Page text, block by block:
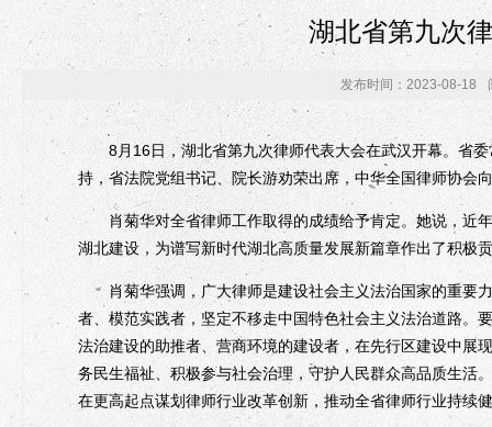
湖北省第九次
发布时间：2023-08-18
8月16日，湖北省第九次律师代表大会在武汉开幕。省委
持，省法院党组书记、院长游劝荣出席，中华全国律师协会
肖菊华对全省律师工作取得的成绩给予肯定。她说，近年
湖北建设，为谱写新时代湖北高质量发展新篇章作出了积极
肖菊华强调，广大律师是建设社会主义法治国家的重要
者、模范实践者，坚定不移走中国特色社会主义法治道路。
法治建设的助推者、营商环境的建设者，在先行区建设中展
务民生福祉、积极参与社会治理，守护人民群众高品质生活
在更高起点谋划律师行业改革创新，推动全省律师行业持续